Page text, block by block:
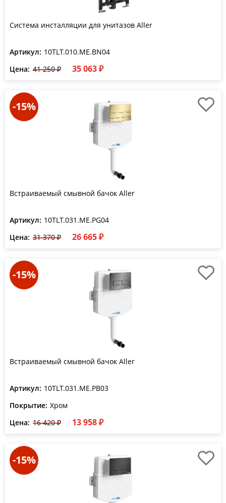
Система инсталляции для унитазов Aller
Артикул: 10TLT.010.ME.BN04
Цена: 41 250 ₽ 35 063 ₽
-15%
Встраиваемый смывной бачок Aller
Артикул: 10TLT.031.ME.PG04
Цена: 31 370 ₽ 26 665 ₽
-15%
Встраиваемый смывной бачок Aller
Артикул: 10TLT.031.ME.PB03
Покрытие: Хром
Цена: 16 420 ₽ 13 958 ₽
-15%